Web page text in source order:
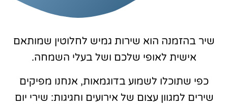
שיר בהזמנה הוא שירות גמיש לחלוטין שמותאם
אישית לאופי שלכם ושל בעלי השמחה.
כפי שתוכלו לשמוע בדוגמאות, אנחנו מפיקים
שירים למגוון עצום של אירועים וחגיגות: שירי יום